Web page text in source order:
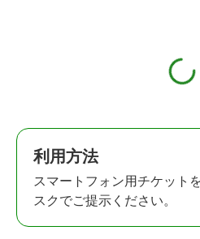
利用方法
スマートフォン用チケット
スクでご提示ください。